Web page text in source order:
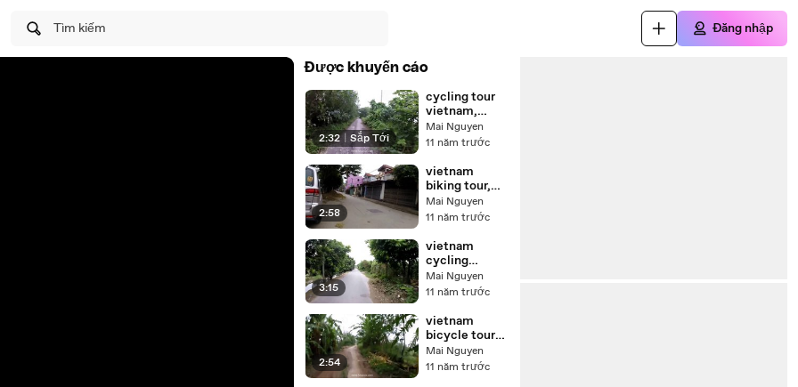
Tìm kiếm Đăng nhập
Được khuyến cáo
2:32 Sắp Tới
cycling tour
vietnam,
vietnam
bicycle tour
Mai Nguyen
11 năm trước
2:58
vietnam
biking tour,
cycling
vietnam tours
Mai Nguyen
11 năm trước
3:15
vietnam
cycling
holidays,
vietnam
Mai Nguyen
11 năm trước
2:54
vietnam
bicycle tours,
cycle tours
vietnam
Mai Nguyen
11 năm trước